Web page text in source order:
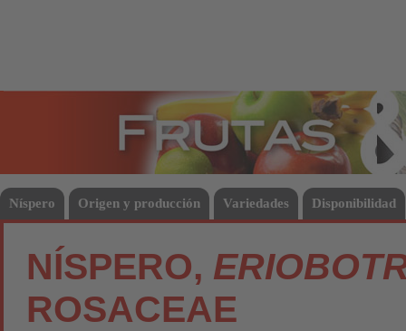
Níspero Origen y producción Variedades Disponibilidad
NÍSPERO,
ROSACEAE